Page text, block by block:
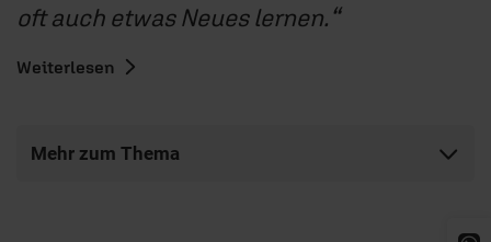
oft auch etwas Neues lernen.
Weiterlesen
Mehr zum Thema